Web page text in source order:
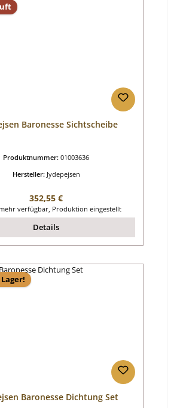
Baronesse Sichtscheibe
Produktnummer: 01003636
Hersteller: Jydepejsen
Regulärer Preis:
352,55 €
verfügbar, Produktion eingestellt
Details
Baronesse Dichtung Set